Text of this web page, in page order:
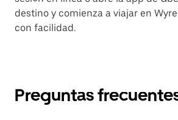
destino y comienza a viajar en
con facilidad.
Preguntas